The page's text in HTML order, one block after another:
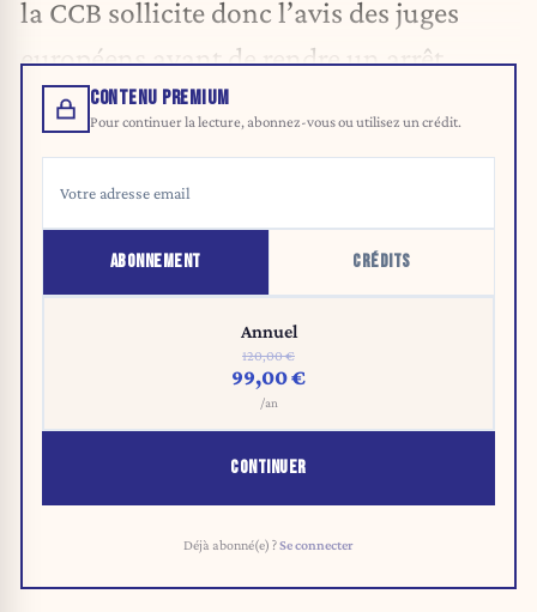
la CCB sollicite donc l’avis des juges
européens avant de rendre un arrêt.
CONTENU PREMIUM
Pour continuer la lecture, abonnez-vous ou utilisez un crédit.
ABONNEMENT CRÉDITS
Annuel
120,00 €
99,00 €
/an
CONTINUER
Déjà abonné(e) ?Se connecter